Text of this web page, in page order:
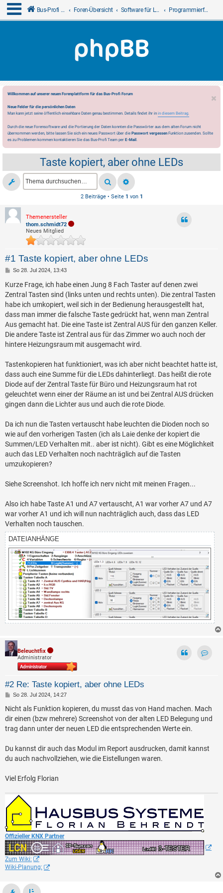
Bus-Profi GmbH Foren-Übersicht Software für LCN Programmierfragen
Willkommen auf unserer neuen Forenplattform für das Bus-Profi Forum
Neue Felder für die persönlichen Daten
Man kann jetzt seine öffentlich einsehbare Daten genau bestimmen. Details findet ihr in in diesem Beitrag.
Durch die neue Forensoftware und die Portierung der Daten konnten die Passwörter aus dem alten Forum nicht
übernommen werden, bitte lassen Sie sich ein neues Passwort über die Passwort vergessen Funktion zusenden. Sollte
es zu Problemen kommen kontaktieren Sie das Bus-Profi Team per E-Mail.
Taste kopiert, aber ohne LEDs
2 Beiträge • Seite 1 von 1
Themenersteller
thom.schmidt72
Neues Mitglied
#1 Taste kopiert, aber ohne LEDs
B
i
t
r
a
g
So 28. Jul 2024, 13:43
Kurze Frage, ich habe einen Jung 8 Fach Taster auf denen zwei
Zentral Tasten sind (links unten und rechts unten). Die zentral Tasten
habe ich umkopiert, weil sich in der Bedienung herausgestellt hat,
dass man immer die falsche Taste gedrückt hat, wenn man Zentral
Aus gemacht hat. Die eine Taste ist Zentral AUS für den ganzen Keller.
Die andere Taste ist Zentral aus für das Zimmer wo auch noch der
hintere Heizungsraum mit ausgemacht wird.
Tastenkopieren hat funktioniert, was ich aber nicht beachtet hatte ist,
dass auch eine Summe für die LEDs dahinterliegt. Das heißt die rote
Diode auf der Zentral Taste für Büro und Heizungsraum hat rot
geleuchtet wenn einer der Räume an ist und bei Zentral AUS drücken
gingen dann die Lichter aus und auch die rote Diode.
Da ich nun die Tasten vertauscht habe leuchten die Dioden noch so
wie auf den vorherigen Tasten (ich als Laie denke der kopiert die
Summen/LED Verhalten mit.. aber ist nicht). Gibt es eine Möglichkeit
auch das LED Verhalten noch nachträglich auf die Tasten
umzukopieren?
Siehe Screenshot. Ich hoffe ich nerv nicht mit meinen Fragen...
Also ich habe Taste A1 und A7 vertauscht, A1 war vorher A7 und A7
war vorher A1 und ich will nun nachträglich auch, dass das LED
Verhalten noch tauschen.
DATEIANHÄNGE
Beleuchtfix
Administrator
#2 Re: Taste kopiert, aber ohne LEDs
B
i
r
a
g
So 28. Jul 2024, 14:27
Nicht als Funktion kopieren, du musst das von Hand machen. Mach
dir einen (bzw mehrere) Screenshot von der alten LED Belegung und
trag dann unter der neuen LED die entsprechenden Werte ein.
Du kannst dir auch das Modul im Report ausdrucken, damit kannst
du auch nachvollziehen, wie die Eistellungen waren.
Viel Erfolg Florian
Offizieller KNX Partner
Zum Wiki:
Wiki-Planung: